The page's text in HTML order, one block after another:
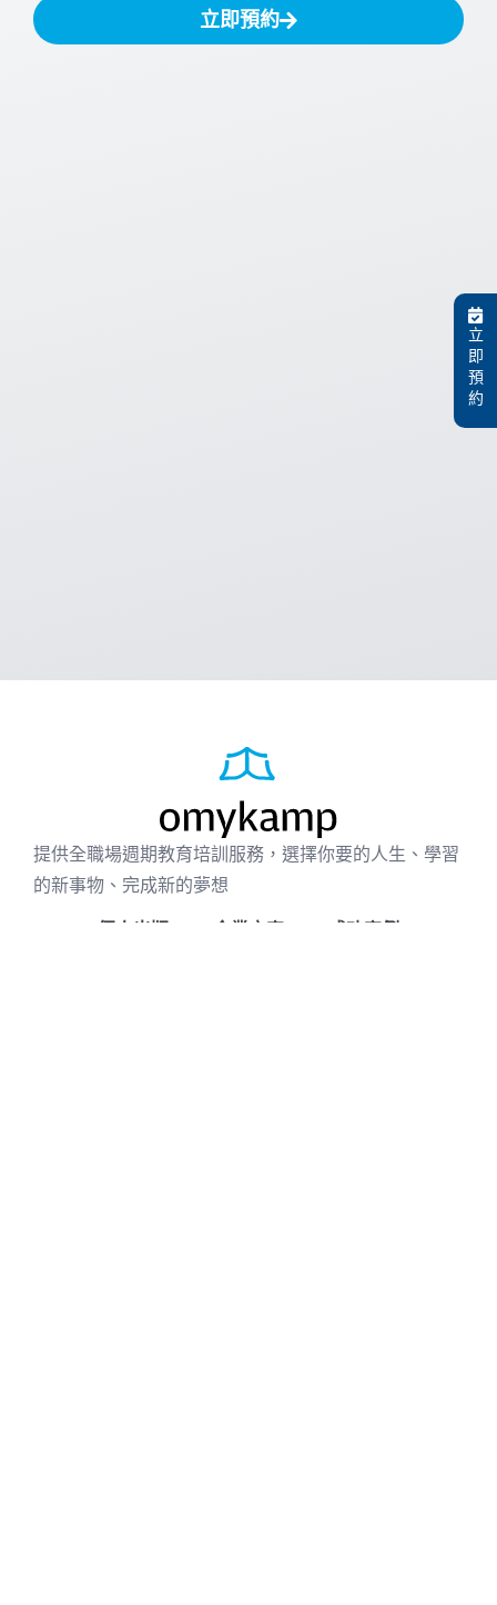
立即預約
提供全職場週期教育培訓服務，選擇你要的人生、學習
的新事物、完成新的夢想
個人出版
企業方案 成功案例
立
即
預
約